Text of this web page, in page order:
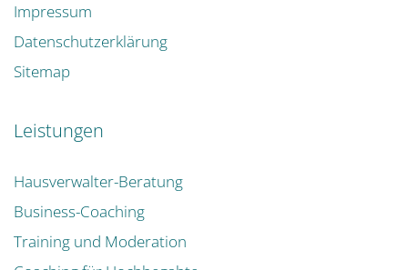
Impressum
Datenschutzerklärung
Sitemap
Leistungen
Hausverwalter-Beratung
Business-Coaching
Training und Moderation